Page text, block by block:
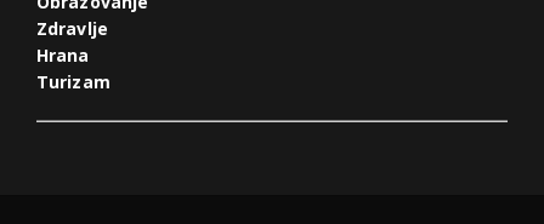
Zdravlje
Hrana
Turizam